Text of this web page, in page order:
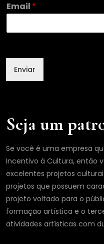
o
e
Email *
Enviar
Seja um
Se você é uma empresa
Incentivo à Cultura, então
excelentes projetos
projetos que possuem
projeto voltado para o
formação artística e o
atividades artísticas com